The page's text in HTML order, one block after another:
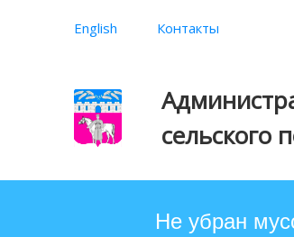
English Контакты
сельского
Не убран